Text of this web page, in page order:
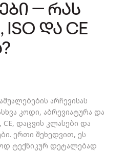
— ᲠᲐᲡ
ISO ᲓᲐ CE
არჩევისას
კოდი, აბრევიატურა და
CE, დაცვის კლასები და
ერთი შეხედვით, ეს
ტექნიკურ დეტალებად